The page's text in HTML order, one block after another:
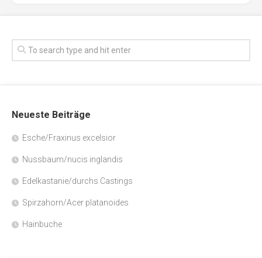
Neueste Beiträge
Esche/Fraxinus excelsior
Nussbaum/nucis inglandis
Edelkastanie/durchs Castings
Spirzahorn/Acer platanoides
Hainbuche